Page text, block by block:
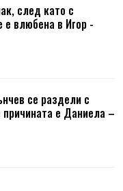
след като с
е влюбена в Игор -
се раздели с
е Даниела –